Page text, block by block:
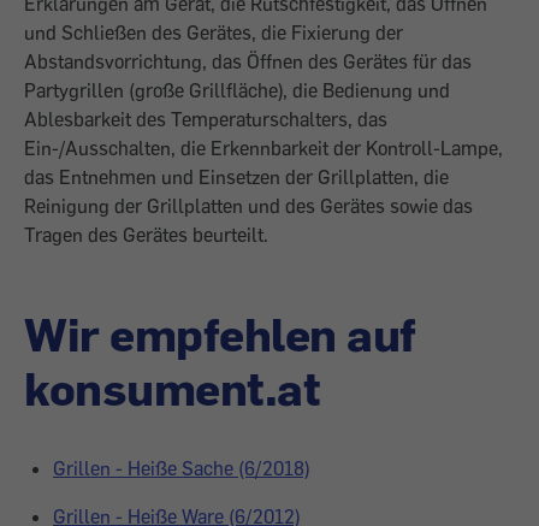
und Schließen des Gerätes, die Fixierung der
Abstandsvorrichtung, das Öffnen des Gerätes für das
Partygrillen (große Grillfläche), die Bedienung und
Ablesbarkeit des Temperaturschalters, das
Ein-/Ausschalten, die Erkennbarkeit der Kontroll-Lampe,
das Entnehmen und Einsetzen der Grillplatten, die
Reinigung der Grillplatten und des Gerätes sowie das
Tragen des Gerätes beurteilt.
Wir empfehlen auf
konsument.at
Grillen - Heiße Sache (6/2018)
Grillen - Heiße Ware (6/2012)